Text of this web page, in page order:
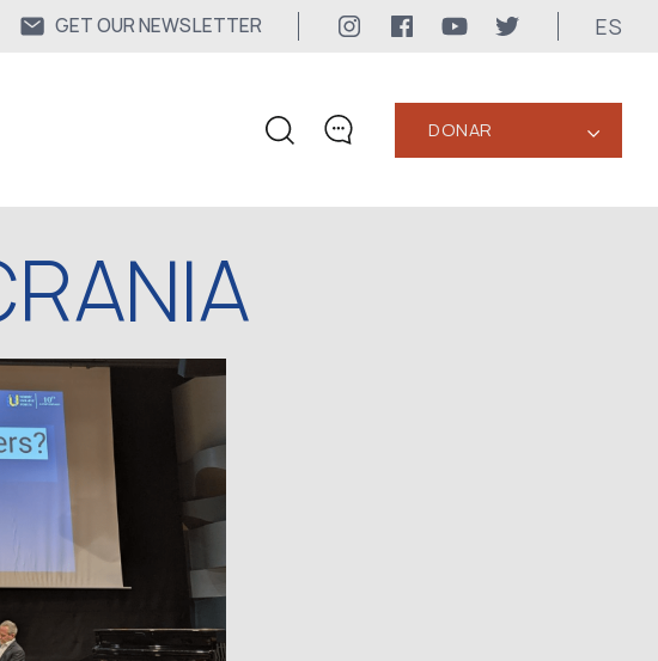
GET OUR NEWSLETTER ES
+1 416 323-3020
uwc@ukrainianworldcongress.org
MEDIOS DE COMUNICACIÓN
DONAR ‹